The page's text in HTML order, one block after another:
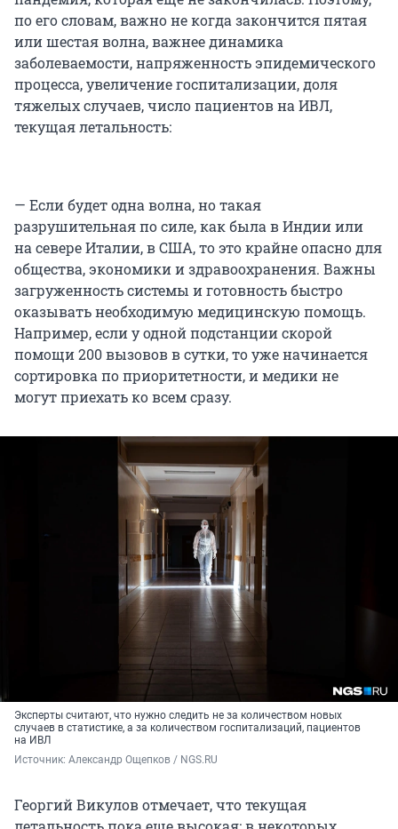
по его словам, важно не когда закончится пятая
или шестая волна, важнее динамика
заболеваемости, напряженность эпидемического
процесса, увеличение госпитализации, доля
тяжелых случаев, число пациентов на ИВЛ,
текущая летальность:
— Если будет одна волна, но такая
разрушительная по силе, как была в Индии или
на севере Италии, в США, то это крайне опасно для
общества, экономики и здравоохранения. Важны
загруженность системы и готовность быстро
оказывать необходимую медицинскую помощь.
Например, если у одной подстанции скорой
помощи 200 вызовов в сутки, то уже начинается
сортировка по приоритетности, и медики не
могут приехать ко всем сразу.
Эксперты считают, что нужно следить не за количеством новых
случаев в статистике, а за количеством госпитализаций, пациентов
на ИВЛ
Источник: Александр Ощепков / NGS.RU
Георгий Викулов отмечает, что текущая